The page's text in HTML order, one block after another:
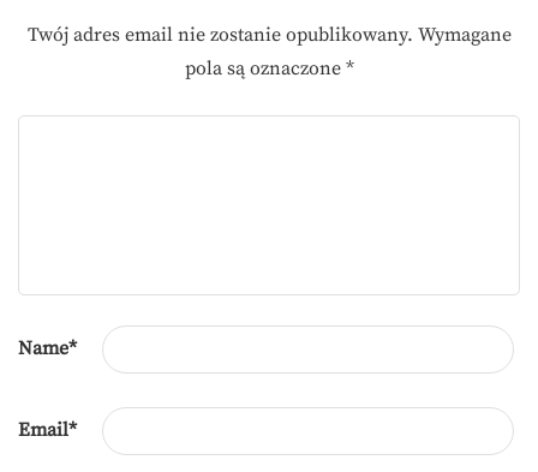
Twój adres email nie zostanie opublikowany. Wymagane
pola są oznaczone *
Name*
Email*